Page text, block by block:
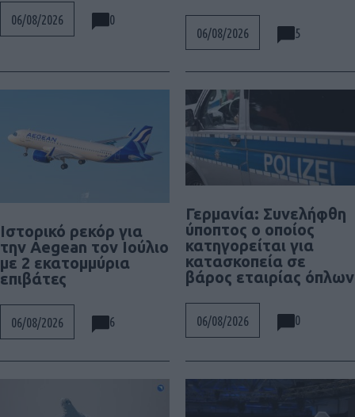
06/08/2026 0
06/08/2026 5
Ιστορικό ρεκόρ για
την Aegean τον Ιούλιο
με 2 εκατομμύρια
επιβάτες
06/08/2026 6
Γερμανία: Συνελήφθη
ύποπτος ο οποίος
κατηγορείται για
κατασκοπεία σε
βάρος εταιρίας όπλων
06/08/2026 0